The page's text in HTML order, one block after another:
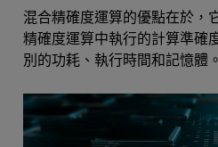
混合精確度運算的優點在於，
精確度運算中執行的計算準確
別的功耗、執行時間和記憶體。